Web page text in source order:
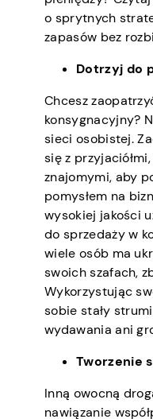
o sprytnych
zapasów bez
Dotrzyj do
Chcesz
konsygnacyjny?
sieci osobistej.
się z
znajomymi, aby
pomysłem na
wysokiej jakości
do sprzedaży w
wiele osób ma
swoich szafach,
Wykorzystując
sobie stały
wydawania ani
Tworzenie
Inną owocną
nawiązanie